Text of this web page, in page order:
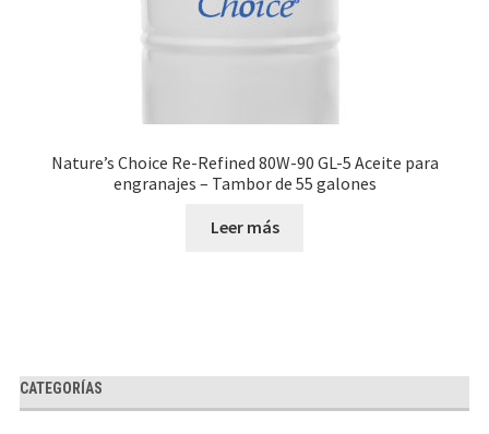
Nature’s Choice Re-Refined 80W-90 GL-5 Aceite para
engranajes – Tambor de 55 galones
Leer más
CATEGORÍAS